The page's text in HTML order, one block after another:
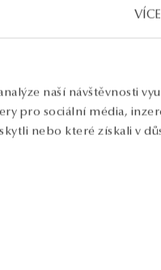
naší návštěvnosti
pro sociální média,
nebo které získali v